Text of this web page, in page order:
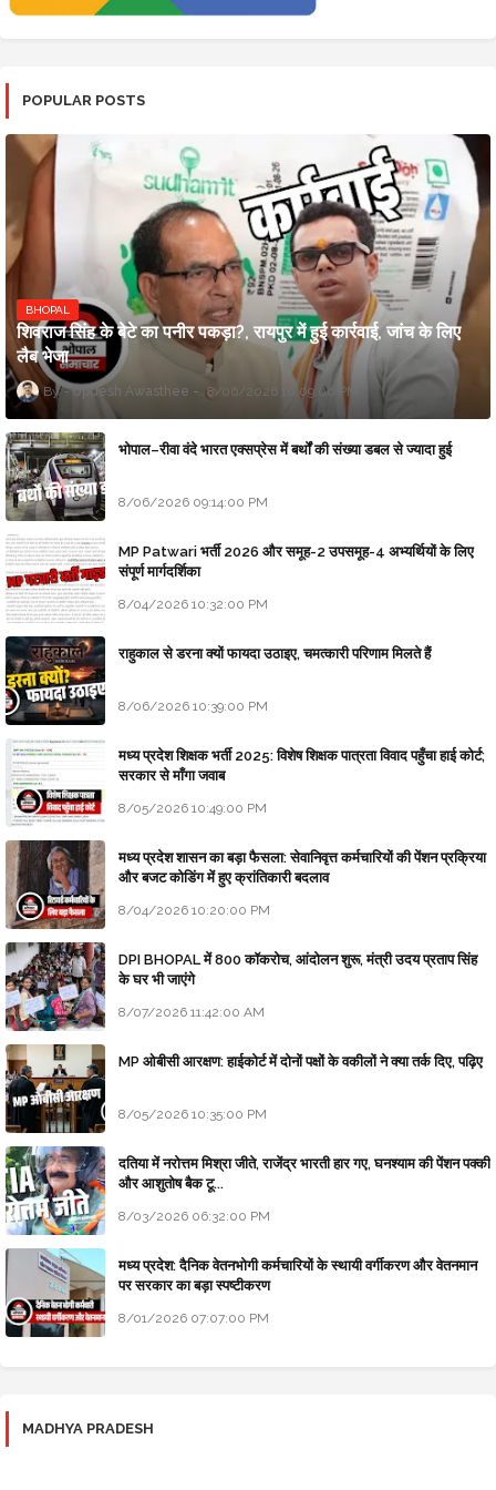
POPULAR POSTS
BHOPAL
शिवराज सिंह के बेटे का पनीर पकड़ा?, रायपुर में हुई कार्रवाई, जांच के लिए
लैब भेजा
Updesh Awasthee 8/06/2026 10:09:00 PM
भोपाल–रीवा वंदे भारत एक्सप्रेस में बर्थों की संख्या डबल से ज्यादा हुई
8/06/2026 09:14:00 PM
MP Patwari भर्ती 2026 और समूह-2 उपसमूह-4 अभ्यर्थियों के लिए
संपूर्ण मार्गदर्शिका
8/04/2026 10:32:00 PM
राहुकाल से डरना क्यों फायदा उठाइए, चमत्कारी परिणाम मिलते हैं
8/06/2026 10:39:00 PM
मध्य प्रदेश शिक्षक भर्ती 2025: विशेष शिक्षक पात्रता विवाद पहुँचा हाई कोर्ट;
सरकार से माँगा जवाब
8/05/2026 10:49:00 PM
मध्य प्रदेश शासन का बड़ा फैसला: सेवानिवृत्त कर्मचारियों की पेंशन प्रक्रिया
और बजट कोडिंग में हुए क्रांतिकारी बदलाव
8/04/2026 10:20:00 PM
DPI BHOPAL में 800 कॉकरोच, आंदोलन शुरू, मंत्री उदय प्रताप सिंह
के घर भी जाएंगे
8/07/2026 11:42:00 AM
MP ओबीसी आरक्षण: हाईकोर्ट में दोनों पक्षों के वकीलों ने क्या तर्क दिए, पढ़िए
8/05/2026 10:35:00 PM
दतिया में नरोत्तम मिश्रा जीते, राजेंद्र भारती हार गए, घनश्याम की पेंशन पक्की
और आशुतोष बैक टू...
8/03/2026 06:32:00 PM
मध्य प्रदेश: दैनिक वेतनभोगी कर्मचारियों के स्थायी वर्गीकरण और वेतनमान
पर सरकार का बड़ा स्पष्टीकरण
8/01/2026 07:07:00 PM
MADHYA PRADESH